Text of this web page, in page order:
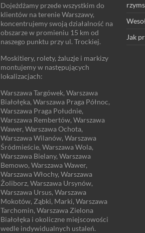
Dojeżdżamy przede wszystkim do
klientów na terenie Warszawy,
koncentrujemy swoją działalność na
obszarze w promieniu 15 km od
naszego punktu przy ul. Trockiej.
Moskitiery, rolety, żaluzje i markizy
montujemy w następujących
lokalizacjach:
Warszawa Targówek, Warszawa
Białołęka, Warszawa Praga Północ,
Warszawa Praga Południe,
Warszawa Rembertów, Warszawa
Wawer, Warszawa Ochota,
Warszawa Wilanów, Warszawa
Śródmieście, Warszawa Wola,
Warszawa Bielany, Warszawa
Bemowo, Warszawa Wawer,
Warszawa Włochy, Warszawa
Żoliborz, Warszawa Ursynów,
Warszawa Ursus, Warszawa
Mokotów, Ząbki, Marki, Warszawa
Tarchomin, Warszawa Zielona
Białołęka i okoliczne miejscowości
wedle indywidualnych ustaleń.
Jak